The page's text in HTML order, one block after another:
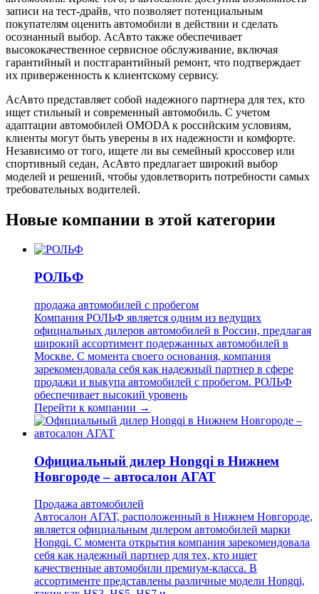
записи на тест-драйв, что позволяет потенциальным
покупателям оценить автомобили в действии и сделать
осознанный выбор. АсАвто также обеспечивает
высококачественное сервисное обслуживание, включая
гарантийный и постгарантийный ремонт, что подтверждает
их приверженность к клиентскому сервису.
АсАвто представляет собой надежного партнера для тех, кто
ищет стильный и современный автомобиль. С учетом
адаптации автомобилей OMODA к российским условиям,
клиенты могут быть уверены в их надежности и комфорте.
Независимо от того, ищете ли вы семейный кроссовер или
спортивный седан, АсАвто предлагает широкий выбор
моделей и решений, чтобы удовлетворить потребности самых
требовательных водителей.
Новые компании в этой категории
РОЛЬФ
продажа автомобилей с пробегом
Компания РОЛЬФ является одним из ведущих
официальных дилеров автомобилей в России, предлагая
широкий ассортимент подержанных автомобилей в
Москве. С момента своего основания, компания
зарекомендовала себя как надежный партнер в сфере
продажи и выкупа автомобилей с пробегом. РОЛЬФ
обеспечивает высокий уровень
Перейти к компании →
Официальный дилер Hongqi в Нижнем
Новгороде – автосалон АГАТ
Продажа автомобилей
Автосалон АГАТ, расположенный в Нижнем Новгороде,
является официальным дилером автомобилей марки
Hongqi. С момента открытия компания зарекомендовала
себя как надежный партнер для тех, кто ищет
качественные автомобили премиум-класса. В
ассортименте представлены различные модели Hongqi,